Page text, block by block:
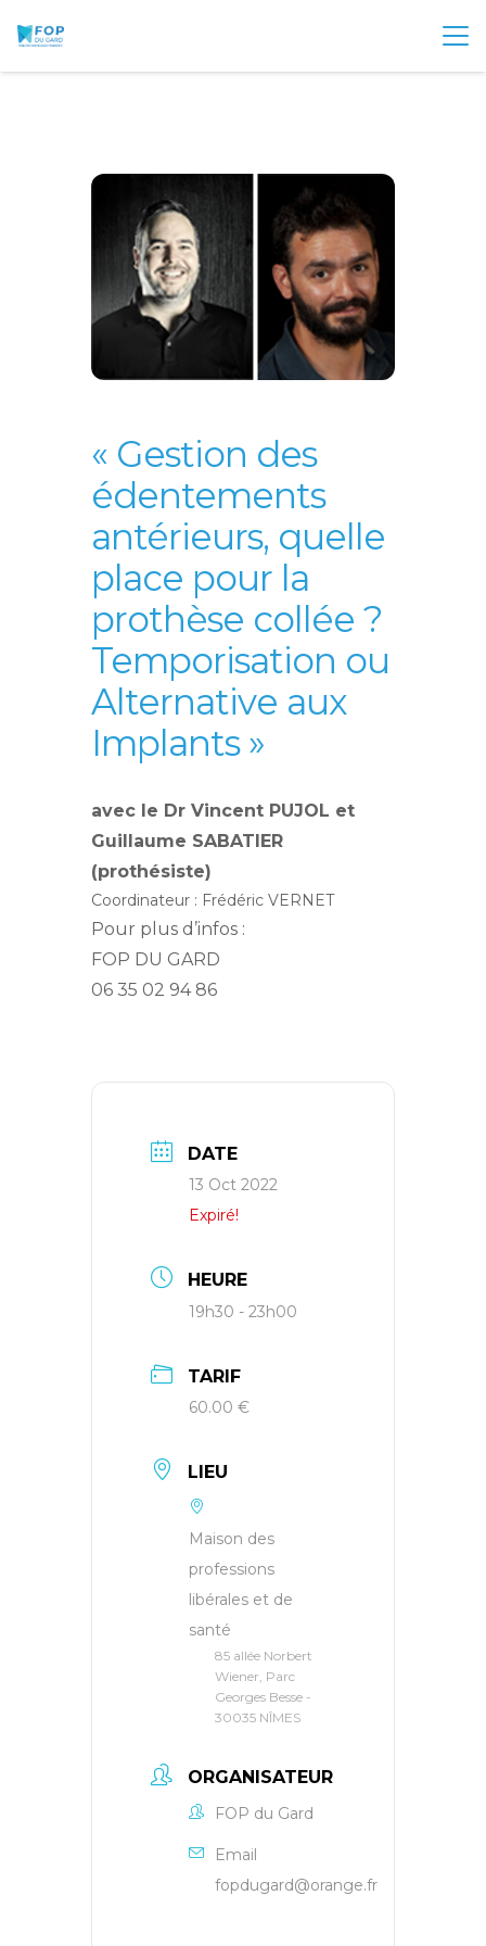
« Gestion des
édentements
antérieurs, quelle
place pour la
prothèse collée ?
Temporisation ou
Alternative aux
Implants »
avec le Dr Vincent PUJOL et
Guillaume SABATIER
(prothésiste)
Coordinateur : Frédéric VERNET
Pour plus d’infos :
FOP DU GARD
06 35 02 94 86
DATE
13 Oct 2022
Expiré!
HEURE
19h30 - 23h00
TARIF
60.00 €
LIEU
Maison des
professions
libérales et de
santé
85 allée Norbert
Wiener, Parc
Georges Besse -
30035 NÎMES
ORGANISATEUR
FOP du Gard
Email
fopdugard@orange.fr